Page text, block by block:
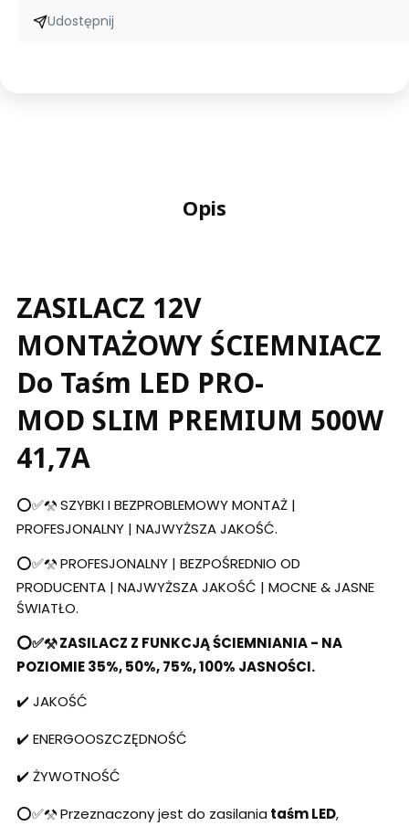
Udostępnij
Opis
ZASILACZ 12V
MONTAŻOWY ŚCIEMNIACZ
Do Taśm LED PRO-
MOD SLIM PREMIUM 500W
41,7A
⭕✅⚒️ SZYBKI I BEZPROBLEMOWY MONTAŻ |
PROFESJONALNY | NAJWYŻSZA JAKOŚĆ.
⭕✅⚒️ PROFESJONALNY | BEZPOŚREDNIO OD
PRODUCENTA | NAJWYŻSZA JAKOŚĆ | MOCNE & JASNE
ŚWIATŁO.
⭕✅⚒️ ZASILACZ Z FUNKCJĄ ŚCIEMNIANIA - NA
POZIOMIE 35%, 50%, 75%, 100% JASNOŚCI.
✔️ JAKOŚĆ
✔️ ENERGOOSZCZĘDNOŚĆ
✔️ ŻYWOTNOŚĆ
⭕✅⚒️ Przeznaczony jest do zasilania taśm LED,